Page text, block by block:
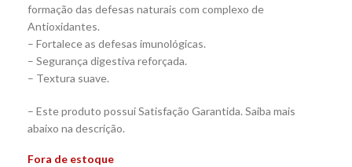
formação das defesas naturais com complexo de
Antioxidantes.
– Fortalece as defesas imunológicas.
– Segurança digestiva reforçada.
– Textura suave.
– Este produto possui Satisfação Garantida. Saiba mais
abaixo na descrição.
Fora de estoque